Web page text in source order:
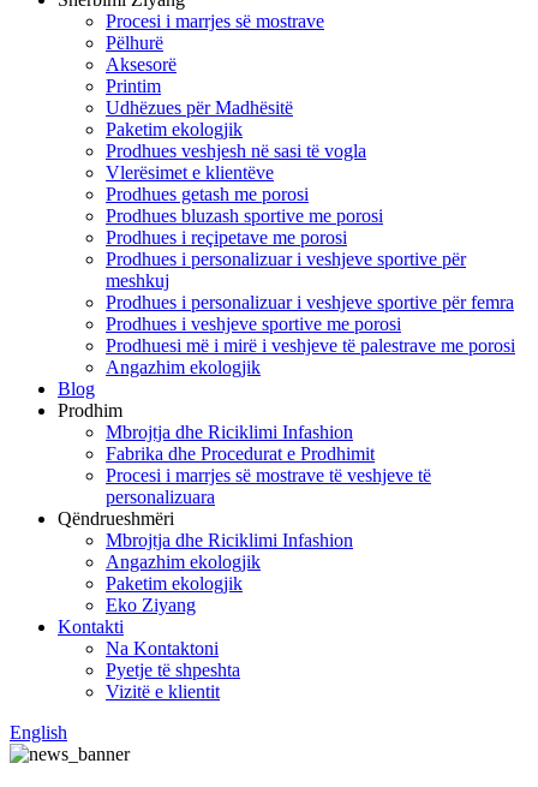
Procesi i marrjes së mostrave
Pëlhurë
Aksesorë
Printim
Udhëzues për Madhësitë
Paketim ekologjik
Prodhues veshjesh në sasi të vogla
Vlerësimet e klientëve
Prodhues getash me porosi
Prodhues bluzash sportive me porosi
Prodhues i reçipetave me porosi
Prodhues i personalizuar i veshjeve sportive për
meshkuj
Prodhues i personalizuar i veshjeve sportive për femra
Prodhues i veshjeve sportive me porosi
Prodhuesi më i mirë i veshjeve të palestrave me porosi
Angazhim ekologjik
Blog
Prodhim
Mbrojtja dhe Riciklimi Infashion
Fabrika dhe Procedurat e Prodhimit
Procesi i marrjes së mostrave të veshjeve të
personalizuara
Qëndrueshmëri
Mbrojtja dhe Riciklimi Infashion
Angazhim ekologjik
Paketim ekologjik
Eko Ziyang
Kontakti
Na Kontaktoni
Pyetje të shpeshta
Vizitë e klientit
English